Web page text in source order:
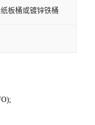
板桶或镀锌铁桶